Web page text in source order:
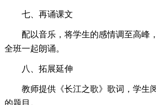
七、再诵课文
配以音乐，将学生的感情调至高峰
全班一起朗诵。
八、拓展延伸
教师提供《长江之歌》歌词，学生